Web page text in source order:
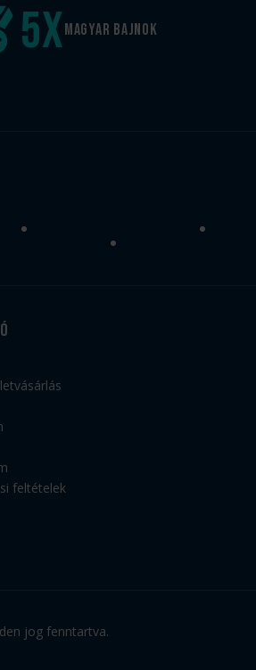
Magyar bajnok
5x
feltételek
jog fenntartva.